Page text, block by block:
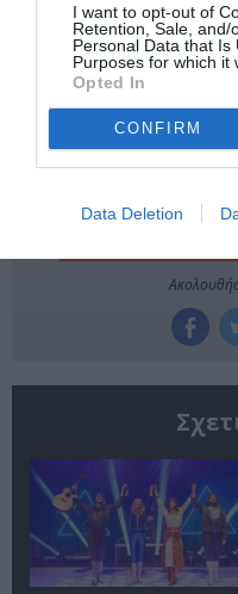
I want to opt-out of
Retention, Sale, and/
Personal Data that Is
Purposes for which it
Opted In
CONFIRM
Data Deletion
Newsletter
Κάθε βδομάδα στο e-
την Τέχνη και τον